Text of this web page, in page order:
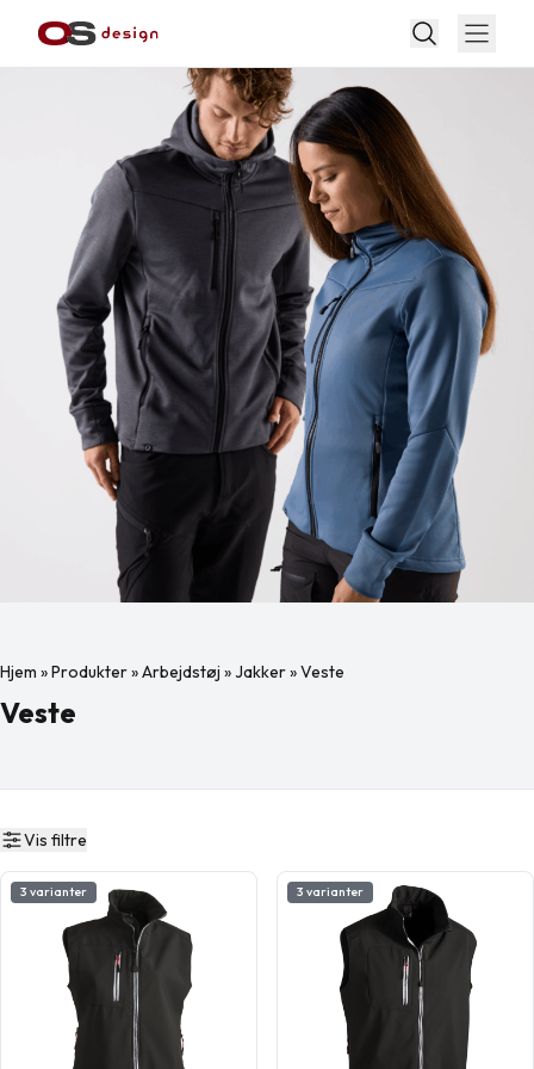
Hjem »Produkter»Arbejdstøj »Jakker»Veste
Veste
Vis filtre
3 varianter 3 varianter